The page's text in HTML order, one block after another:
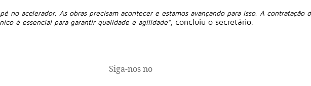
pé no acelerador. As obras precisam acontecer e estamos avançando para isso. A contratação
é essencial para garantir qualidade e agilidade”, concluiu o secretário.
Siga-nos no